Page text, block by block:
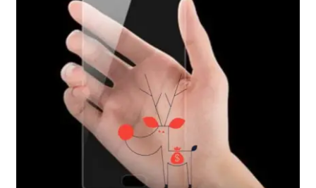
Contul meu
Intrebari si raspunsuri